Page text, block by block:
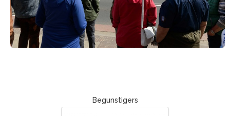
Begunstigers